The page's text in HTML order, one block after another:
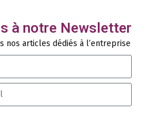
à notre Newsletter
nos articles dédiés à l’entreprise